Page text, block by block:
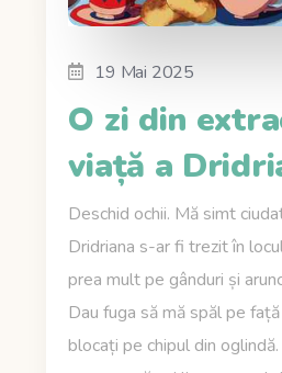
19 Mai 2025
O zi din
viață a
Deschid ochii. Mă simt
Dridriana s-ar fi trezit în
prea mult pe gânduri și
Dau fuga să mă spăl pe
blocați pe chipul din